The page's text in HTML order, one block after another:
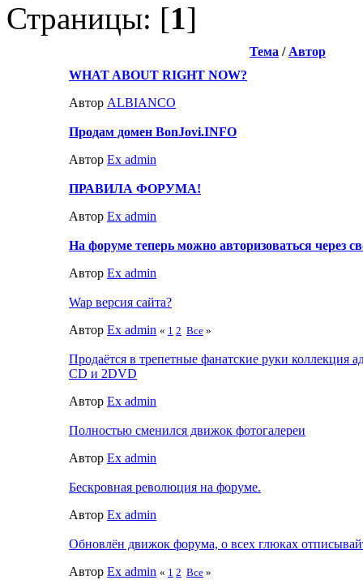
Страницы: [1]
Тема / Автор
WHAT ABOUT RIGHT NOW?
Автор ALBIANCO
Продам домен BonJovi.INFO
Автор Ex admin
ПРАВИЛА ФОРУМА!
Автор Ex admin
На форуме теперь можно авторизоваться через
Автор Ex admin
Wap версия сайта?
Автор Ex admin « 1 2 Все »
Продаётся в трепетные фанатские руки коллекция
CD и 2DVD
Автор Ex admin
Полностью сменился движок фотогалереи
Автор Ex admin
Бескровная революция на форуме.
Автор Ex admin
Обновлён движок форума, о всех глюках
Автор Ex admin « 1 2 Все »